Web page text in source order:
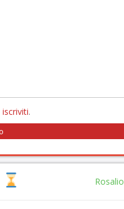
iscriviti.
Rosalio